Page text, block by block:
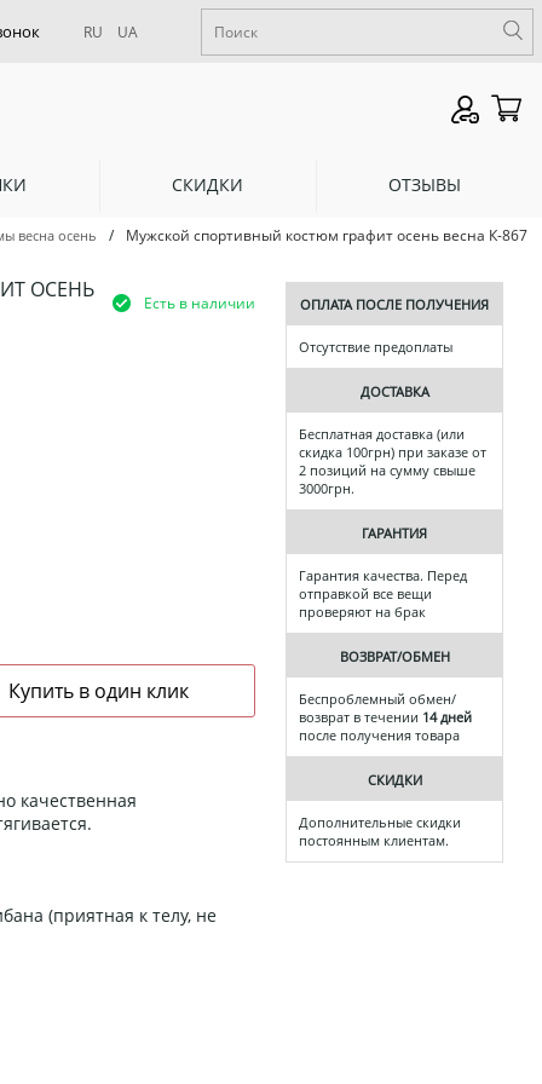
RU UA
СКИДКИ ОТЗЫВЫ
весна осень / Мужской спортивный костюм графит осень весна К-867
ОСЕНЬ
Есть в наличии
качественная
(приятная к телу, не
ОПЛАТА ПОСЛЕ ПОЛУЧЕНИЯ
Отсутствие предоплаты
ДОСТАВКА
Бесплатная доставка (или
скидка 100грн) при заказе от
2 позиций на сумму свыше
3000грн.
ГАРАНТИЯ
Гарантия качества. Перед
отправкой все вещи
проверяют на брак
ВОЗВРАТ/ОБМЕН
Беспроблемный обмен/
возврат в течении 14 дней
после получения товара
СКИДКИ
Дополнительные скидки
постоянным клиентам.